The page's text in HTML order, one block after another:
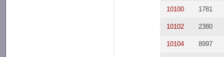
10100 1781
10102 2380
10104 8997